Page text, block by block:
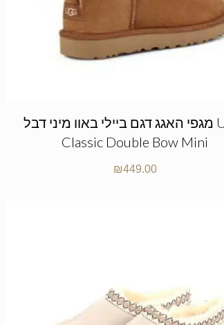
מגפי האגג דגם ביילי באוו מיני דבל UGG
Classic Double Bow Mini
₪449.00